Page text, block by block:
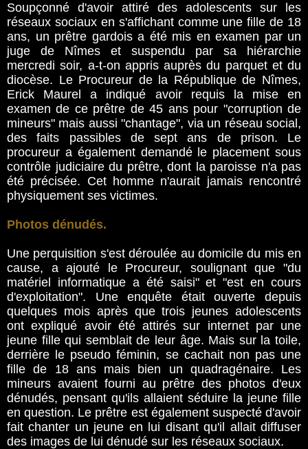
Soupçonné d'avoir attiré des adolescents sur les
réseaux sociaux en s'affichant comme une fille de 18
ans, un prêtre gardois a été mis en examen par un
juge de Nîmes et suspendu par sa hiérarchie
mercredi soir, a-t-on appris auprès du parquet et du
diocèse. Le Procureur de la République de Nîmes,
Erick Maurel a indiqué avoir requis la mise en
examen de ce prêtre de 45 ans pour "corruption de
mineurs" mais aussi "chantage", via un réseau social,
des faits passibles de sept ans de prison. Le
procureur a également demandé le placement sous
contrôle judiciaire du prêtre, dont la paroisse n'a pas
été précisée. Cet homme n'aurait jamais rencontré
physiquement ses victimes.
Photos dénudés.
Une perquisition s'est déroulée au domicile du mis en
cause, a ajouté le Procureur, soulignant que "du
matériel informatique a été saisi" et "est en cours
d'exploitation". Une enquête était ouverte depuis
quelques mois après que trois jeunes adolescents
ont expliqué avoir été attirés sur internet par une
jeune fille qui semblait de leur âge. Mais sur la toile,
derrière le pseudo féminin, se cachait non pas une
fille de 18 ans mais bien un quadragénaire. Les
mineurs avaient fourni au prêtre des photos d'eux
dénudés, pensant qu'ils allaient séduire la jeune fille
en question. Le prêtre est également suspecté d'avoir
fait chanter un jeune en lui disant qu'il allait diffuser
des images de lui dénudé sur les réseaux sociaux.